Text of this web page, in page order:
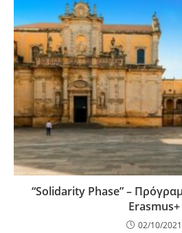
“Solidarity Phase” –
Erasmus+
02/10/2021